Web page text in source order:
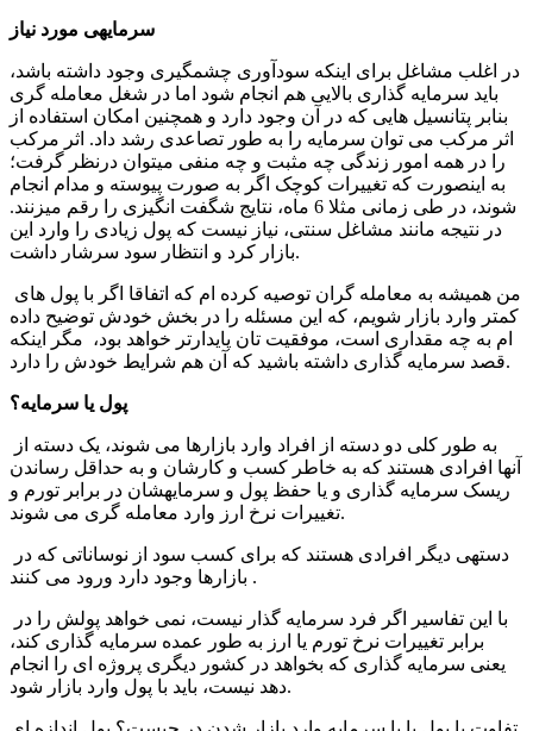
سرمایه­ی مورد نیاز
در اغلب مشاغل برای اینکه سودآوری چشمگیری وجود داشته باشد،
باید سرمایه گذاری بالایی هم انجام شود اما در شغل معامله گری
بنابر پتانسیل هایی که در آن وجود دارد و همچنین امکان استفاده از
اثر مرکب می توان سرمایه را به طور تصاعدی رشد داد. اثر مرکب
را در همه امور زندگی چه مثبت و چه منفی می­توان درنظر گرفت؛
به اینصورت که تغییرات کوچک اگر به صورت پیوسته و مدام انجام
شوند، در طی زمانی مثلا 6 ماه، نتایج شگفت انگیزی را رقم می­زنند.
در نتیجه مانند مشاغل سنتی، نیاز نیست که پول زیادی را وارد این
بازار کرد و انتظار سود سرشار داشت.
کمتر وارد بازار شویم، که این مسئله را در بخش خودش توضیح داده
ام به چه مقداری است، موفقیت تان پایدارتر خواهد بود، مگر اینکه
قصد سرمایه گذاری داشته باشید که آن هم شرایط خودش را دارد.
پول یا سرمایه؟
آنها افرادی هستند که به خاطر کسب و کارشان و به حداقل رساندن
ریسک سرمایه گذاری و یا حفظ پول و سرمایه­شان در برابر تورم و
تغییرات نرخ ارز وارد معامله گری می شوند.
بازارها وجود دارد ورود می کنند .
برابر تغییرات نرخ تورم یا ارز به طور عمده سرمایه گذاری کند،
یعنی سرمایه گذاری که بخواهد در کشور دیگری پروژه ای را انجام
دهد نیست، باید با پول وارد بازار شود.